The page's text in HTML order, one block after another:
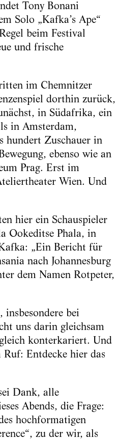
Tony Bonani
Solo „Kafka’s Ape“
beim Festival
und frische
im Chemnitzer
dorthin zurück,
in Südafrika, ein
in Amsterdam,
hundert Zuschauer in
ebenso wie an
Prag. Erst im
Wien. Und
hier ein Schauspieler
Ookeditse Phala, in
„Ein Bericht für
nach Johannesburg
dem Namen Rotpeter,
bei
uns darin gleichsam
konterkariert. Und
Entdecke hier das
Dank, alle
Abends, die Frage:
hochformatigen
zu der wir, als